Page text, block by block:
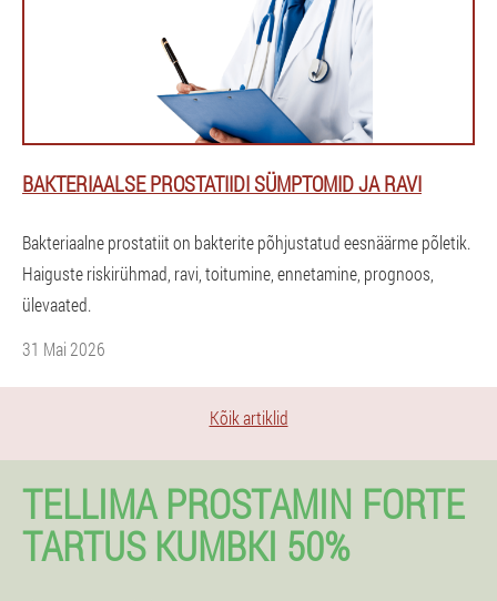
BAKTERIAALSE PROSTATIIDI SÜMPTOMID JA RAVI
Bakteriaalne prostatiit on bakterite põhjustatud eesnäärme põletik.
Haiguste riskirühmad, ravi, toitumine, ennetamine, prognoos,
ülevaated.
31 Mai 2026
Kõik artiklid
TELLIMA PROSTAMIN FORTE
TARTUS KUMBKI 50%